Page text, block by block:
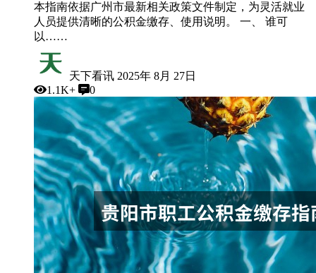
本指南依据广州市最新相关政策文件制定，为灵活就业
人员提供清晰的公积金缴存、使用说明。 一、 谁可
以……
天下看讯 2025年 8月 27日
1.1K+
0